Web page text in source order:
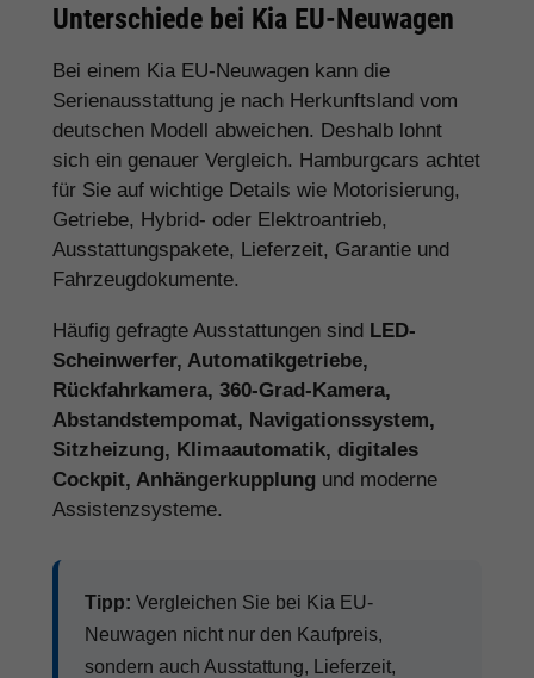
Unterschiede bei Kia EU-Neuwagen
Bei einem Kia EU-Neuwagen kann die
Serienausstattung je nach Herkunftsland vom
deutschen Modell abweichen. Deshalb lohnt
sich ein genauer Vergleich. Hamburgcars achtet
für Sie auf wichtige Details wie Motorisierung,
Getriebe, Hybrid- oder Elektroantrieb,
Ausstattungspakete, Lieferzeit, Garantie und
Fahrzeugdokumente.
Häufig gefragte Ausstattungen sind LED-
Scheinwerfer, Automatikgetriebe,
Rückfahrkamera, 360-Grad-Kamera,
Abstandstempomat, Navigationssystem,
Sitzheizung, Klimaautomatik, digitales
Cockpit, Anhängerkupplung und moderne
Assistenzsysteme.
Tipp: Vergleichen Sie bei Kia EU-
Neuwagen nicht nur den Kaufpreis,
sondern auch Ausstattung, Lieferzeit,